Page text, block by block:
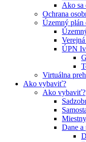
Ako sa
Ochrana
Územný plán
ÚPN
Virtuálna
Ako vybaviť?
Ako vybaviť?
Dane a